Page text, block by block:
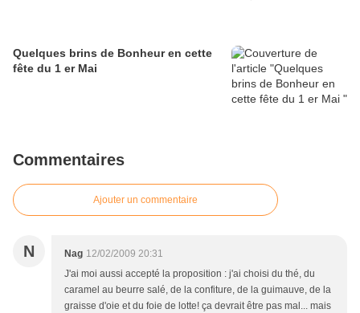
Quelques brins de Bonheur en cette
fête du 1 er Mai
Commentaires
Ajouter un commentaire
N Nag 12/02/2009 20:31
J'ai moi aussi accepté la proposition : j'ai choisi du thé, du
caramel au beurre salé, de la confiture, de la guimauve, de la
graisse d'oie et du foie de lotte! ça devrait être pas mal... mais